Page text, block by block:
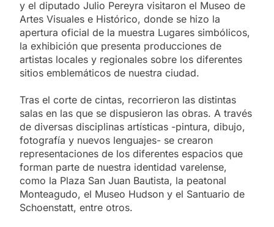
y el diputado Julio Pereyra visitaron el Museo de
Artes Visuales e Histórico, donde se hizo la
apertura oficial de la muestra Lugares simbólicos,
la exhibición que presenta producciones de
artistas locales y regionales sobre los diferentes
sitios emblemáticos de nuestra ciudad.
Tras el corte de cintas, recorrieron las distintas
salas en las que se dispusieron las obras. A través
de diversas disciplinas artísticas -pintura, dibujo,
fotografía y nuevos lenguajes- se crearon
representaciones de los diferentes espacios que
forman parte de nuestra identidad varelense,
como la Plaza San Juan Bautista, la peatonal
Monteagudo, el Museo Hudson y el Santuario de
Schoenstatt, entre otros.